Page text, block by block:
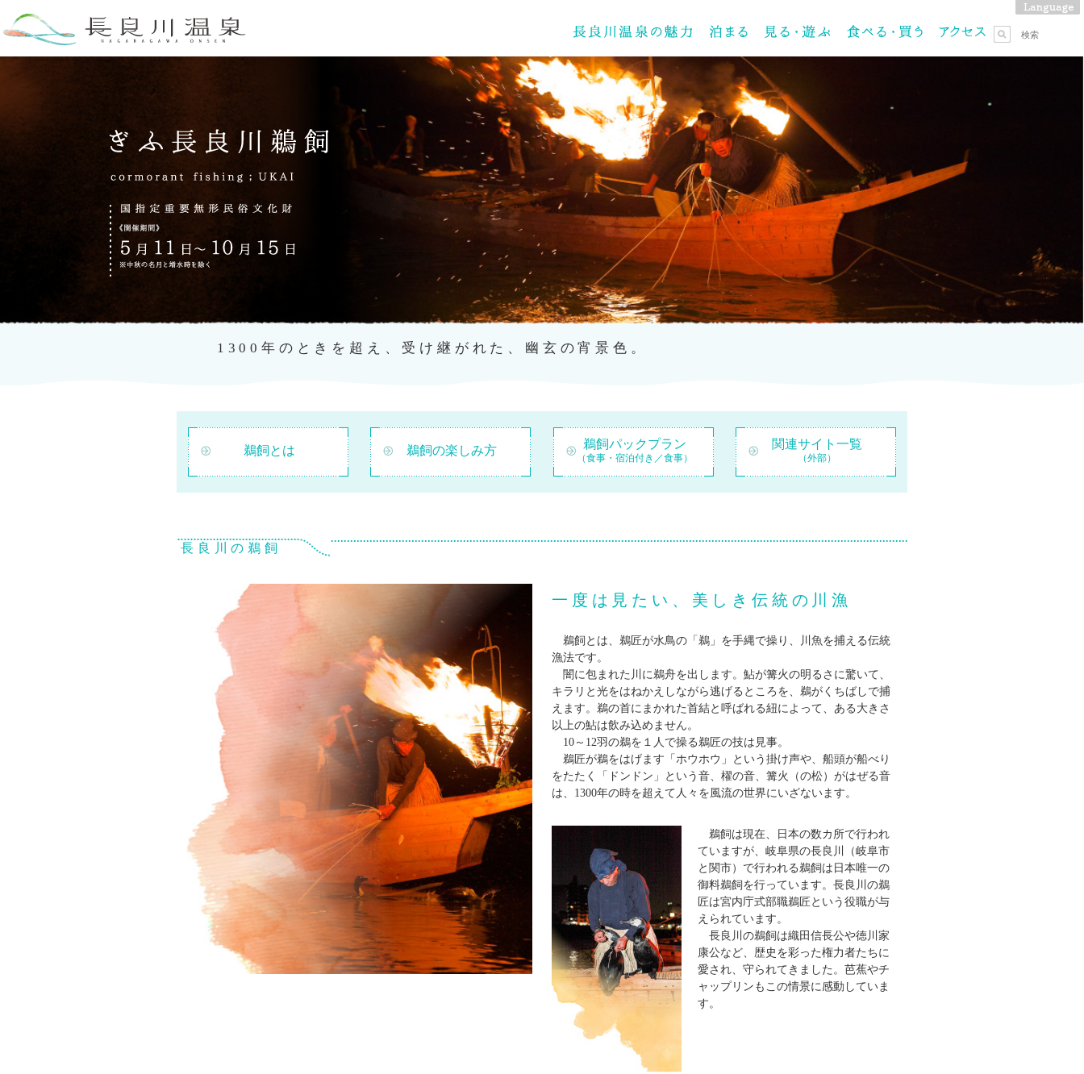
1300年のときを超え、受け継がれた、幽玄の宵景色。
鵜飼とは 鵜飼の楽しみ方 鵜飼パックプラン
（食事・宿泊付き／食事）
関連サイト一覧
（外部）
長良川の鵜飼
一度は見たい、美しき伝統の川漁
鵜飼とは、鵜匠が水鳥の「鵜」を手縄で操り、川魚を捕える伝統
漁法です。
闇に包まれた川に鵜舟を出します。鮎が篝火の明るさに驚いて、
キラリと光をはねかえしながら逃げるところを、鵜がくちばしで捕
えます。鵜の首にまかれた首結と呼ばれる紐によって、ある大きさ
以上の鮎は飲み込めません。
10～12羽の鵜を１人で操る鵜匠の技は見事。
鵜匠が鵜をはげます「ホウホウ」という掛け声や、船頭が船べり
をたたく「ドンドン」という音、櫂の音、篝火（の松）がはぜる音
は、1300年の時を超えて人々を風流の世界にいざないます。
鵜飼は現在、日本の数カ所で行われ
ていますが、岐阜県の長良川（岐阜市
と関市）で行われる鵜飼は日本唯一の
御料鵜飼を行っています。長良川の鵜
匠は宮内庁式部職鵜匠という役職が与
えられています。
長良川の鵜飼は織田信長公や徳川家
康公など、歴史を彩った権力者たちに
愛され、守られてきました。芭蕉やチ
ャップリンもこの情景に感動していま
す。